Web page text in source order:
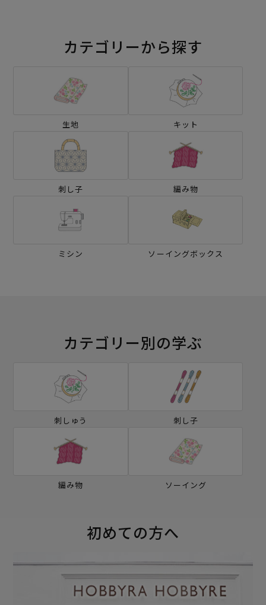
カテゴリーから探す
生地 キット
刺し子 編み物
ミシン ソーイングボックス
カテゴリー別の学ぶ
刺しゅう 刺し子
編み物 ソーイング
初めての方へ